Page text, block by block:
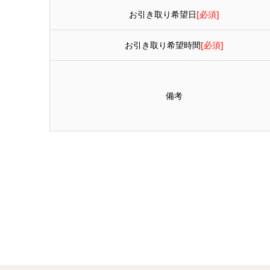
お引き取り希望日[必須]
お引き取り希望時間[必須]
備考